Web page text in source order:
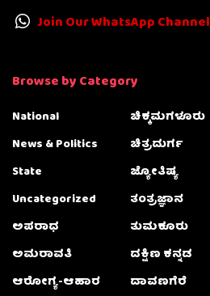
Join Our WhatsApp Channel
Browse by Category
National
News & Politics
State
Uncategorized
ಅಪರಾಧ
ಅಮರಾವತಿ
ಆರೋಗ್ಯ-ಆಹಾರ
ಚಿಕ್ಕಮಗಳೂರು
ಚಿತ್ರದುರ್ಗ
ಜ್ಯೋತಿಷ್ಯ
ತಂತ್ರಜ್ಞಾನ
ತುಮಕೂರು
ದಕ್ಷಿಣ ಕನ್ನಡ
ದಾವಣಗೆರೆ